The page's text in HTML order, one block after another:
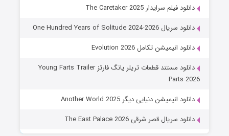
دانلود فیلم سرایدار The Caretaker 2025
دانلود سریال One Hundred Years of Solitude 2024-2026
دانلود انیمیشن تکامل Evolution 2026
دانلود مستند قطعات تریلر یانگ فارتز Young Farts Trailer
Parts 2026
دانلود انیمیشن دنیایی دیگر Another World 2025
دانلود سریال قصر شرقی The East Palace 2026